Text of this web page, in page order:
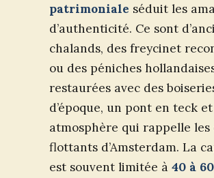
patrimoniale séduit les
d’authenticité. Ce sont
chalands, des freycinet
ou des péniches
restaurées avec des
d’époque, un pont en teck
atmosphère qui rappelle les
flottants d’Amsterdam. La
est souvent limitée à 40 à 60